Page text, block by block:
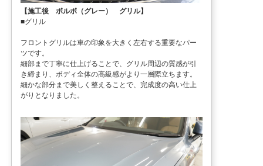
【施工後 ボルボ（グレー） グリル】
■グリル
フロントグリルは車の印象を大きく左右する重要なパー
ツです。
細部まで丁寧に仕上げることで、グリル周辺の質感が引
き締まり、ボディ全体の高級感がより一層際立ちます。
細かな部分まで美しく整えることで、完成度の高い仕上
がりとなりました。